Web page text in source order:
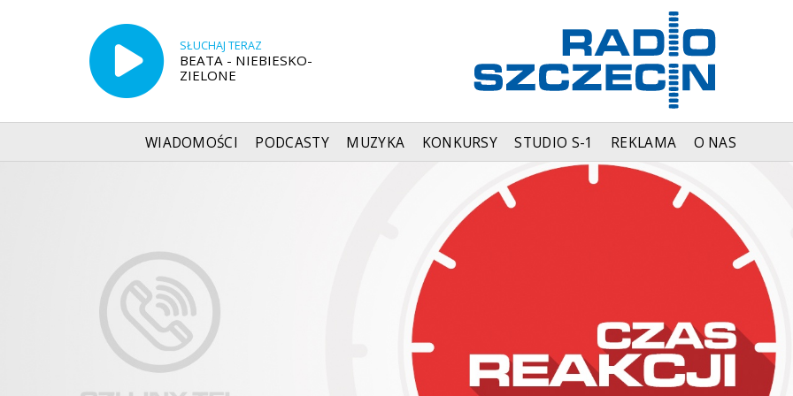
SŁUCHAJ TERAZ
BEATA - NIEBIESKO-
ZIELONE
WIADOMOŚCI PODCASTY MUZYKA KONKURSY STUDIO S-1 REKLAMA O NAS